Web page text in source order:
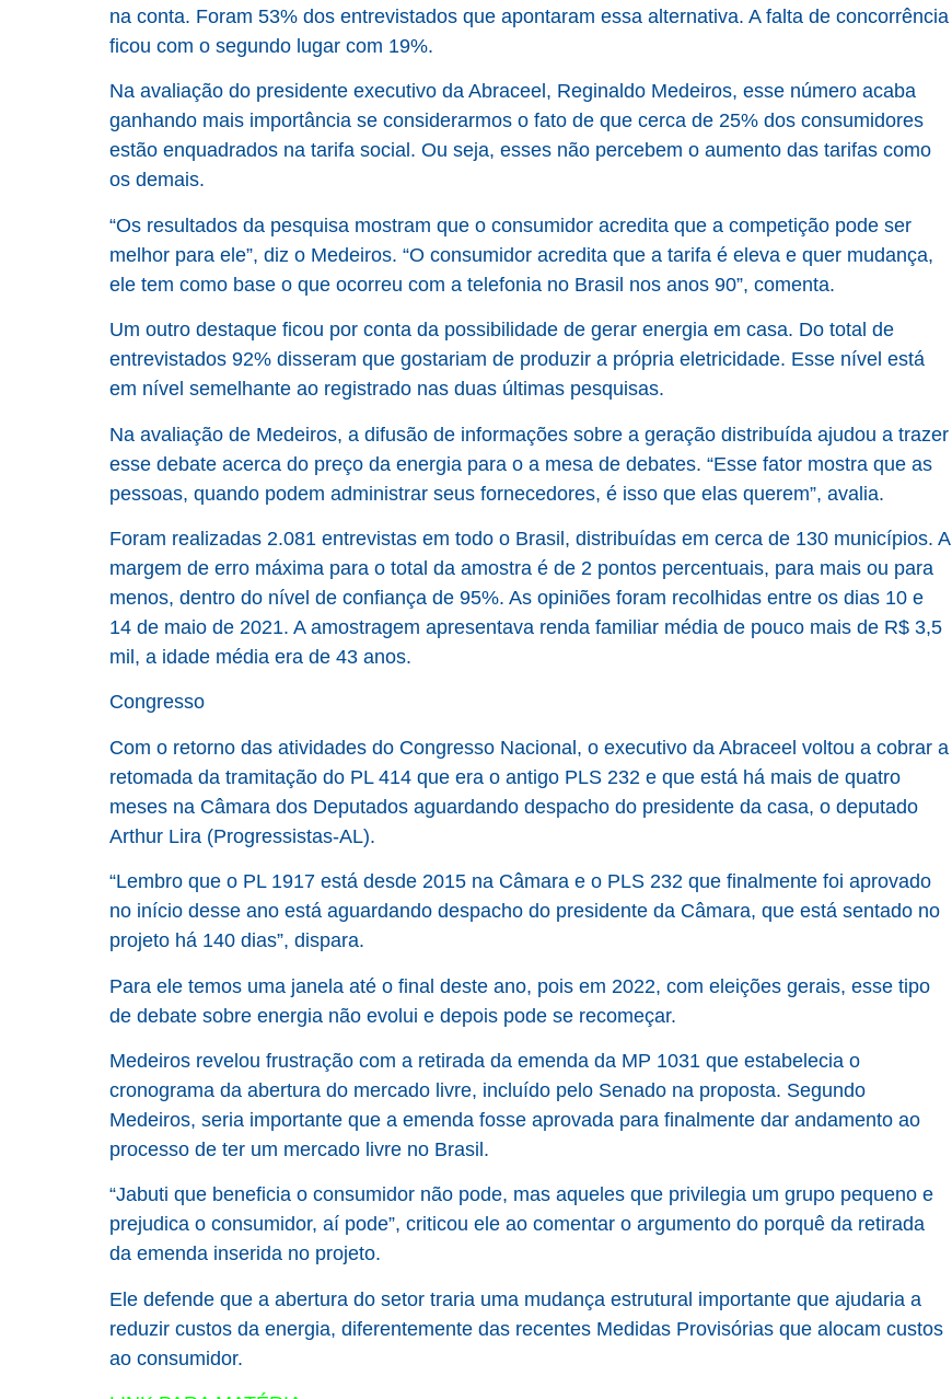
na conta. Foram 53% dos entrevistados que apontaram essa alternativa. A falta de concorrência
ficou com o segundo lugar com 19%.
Na avaliação do presidente executivo da Abraceel, Reginaldo Medeiros, esse número acaba
ganhando mais importância se considerarmos o fato de que cerca de 25% dos consumidores
estão enquadrados na tarifa social. Ou seja, esses não percebem o aumento das tarifas como
os demais.
“Os resultados da pesquisa mostram que o consumidor acredita que a competição pode ser
melhor para ele”, diz o Medeiros. “O consumidor acredita que a tarifa é eleva e quer mudança,
ele tem como base o que ocorreu com a telefonia no Brasil nos anos 90”, comenta.
Um outro destaque ficou por conta da possibilidade de gerar energia em casa. Do total de
entrevistados 92% disseram que gostariam de produzir a própria eletricidade. Esse nível está
em nível semelhante ao registrado nas duas últimas pesquisas.
Na avaliação de Medeiros, a difusão de informações sobre a geração distribuída ajudou a trazer
esse debate acerca do preço da energia para o a mesa de debates. “Esse fator mostra que as
pessoas, quando podem administrar seus fornecedores, é isso que elas querem”, avalia.
Foram realizadas 2.081 entrevistas em todo o Brasil, distribuídas em cerca de 130 municípios. A
margem de erro máxima para o total da amostra é de 2 pontos percentuais, para mais ou para
menos, dentro do nível de confiança de 95%. As opiniões foram recolhidas entre os dias 10 e
14 de maio de 2021. A amostragem apresentava renda familiar média de pouco mais de R$ 3,5
mil, a idade média era de 43 anos.
Congresso
Com o retorno das atividades do Congresso Nacional, o executivo da Abraceel voltou a cobrar a
retomada da tramitação do PL 414 que era o antigo PLS 232 e que está há mais de quatro
meses na Câmara dos Deputados aguardando despacho do presidente da casa, o deputado
Arthur Lira (Progressistas-AL).
“Lembro que o PL 1917 está desde 2015 na Câmara e o PLS 232 que finalmente foi aprovado
no início desse ano está aguardando despacho do presidente da Câmara, que está sentado no
projeto há 140 dias”, dispara.
Para ele temos uma janela até o final deste ano, pois em 2022, com eleições gerais, esse tipo
de debate sobre energia não evolui e depois pode se recomeçar.
Medeiros revelou frustração com a retirada da emenda da MP 1031 que estabelecia o
cronograma da abertura do mercado livre, incluído pelo Senado na proposta. Segundo
Medeiros, seria importante que a emenda fosse aprovada para finalmente dar andamento ao
processo de ter um mercado livre no Brasil.
“Jabuti que beneficia o consumidor não pode, mas aqueles que privilegia um grupo pequeno e
prejudica o consumidor, aí pode”, criticou ele ao comentar o argumento do porquê da retirada
da emenda inserida no projeto.
Ele defende que a abertura do setor traria uma mudança estrutural importante que ajudaria a
reduzir custos da energia, diferentemente das recentes Medidas Provisórias que alocam custos
ao consumidor.